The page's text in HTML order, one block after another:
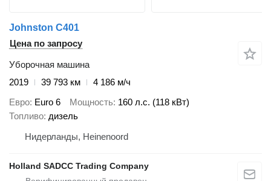
Johnston C401
Цена по запросу
Уборочная машина
2019
39 793 км
4 186 м/ч
Евро Euro 6 Мощность 160 л.с. (118 кВт)
Топливо дизель
Нидерланды, Heinenoord
Holland SADCC Trading Company